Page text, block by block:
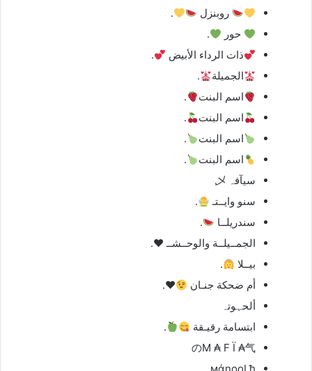
روبنزل
.
حور
.
ذات الرداء الأبيض
.
الجميلة
.
اسم البنت
.
اسم البنت
.
اسم البنت
.
اسم البنت
.
سيآفہ 乄
سنو وايــتـ
.
سندريلــا
.
الجمــيلــة والوحــشــ ♥️.
بيــلا
.
أم ضحكة جنـان
♥️
.
ألحہوتہ
ابتسامة رقيـقة
.
のM ₳ F Ï ₳气